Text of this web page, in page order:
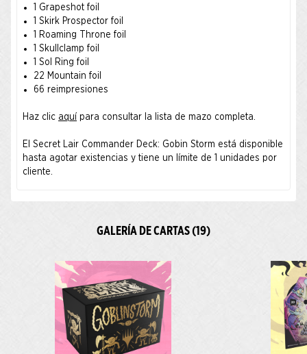
1 Grapeshot foil
1 Skirk Prospector foil
1 Roaming Throne foil
1 Skullclamp foil
1 Sol Ring foil
22 Mountain foil
66 reimpresiones
Haz clic aquí para consultar la lista de mazo completa.
El Secret Lair Commander Deck: Gobin Storm está disponible
hasta agotar existencias y tiene un límite de 1 unidades por
cliente.
GALERÍA DE CARTAS (19)